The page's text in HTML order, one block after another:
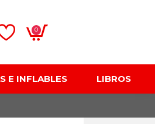
0
E INFLABLES LIBROS